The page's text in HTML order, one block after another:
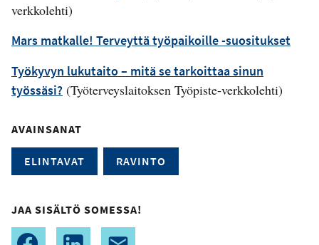
verkkolehti)
Mars matkalle! Terveyttä työpaikoille -suositukset
Työkyvyn lukutaito – mitä se tarkoittaa sinun
työssäsi? (Työterveyslaitoksen Työpiste-verkkolehti)
AVAINSANAT
ELINTAVAT RAVINTO
JAA SISÄLTÖ SOMESSA!